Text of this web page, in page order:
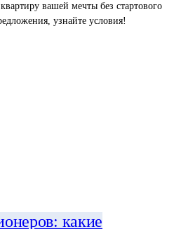
вашей мечты без стартового
узнайте условия!
какие